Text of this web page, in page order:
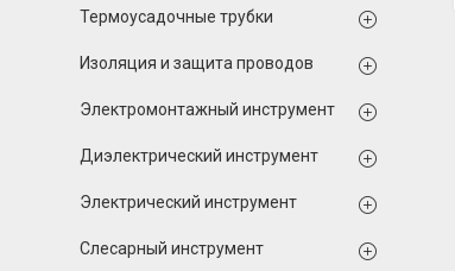
Термоусадочные трубки
Изоляция и защита проводов
Электромонтажный инструмент
Диэлектрический инструмент
Электрический инструмент
Слесарный инструмент